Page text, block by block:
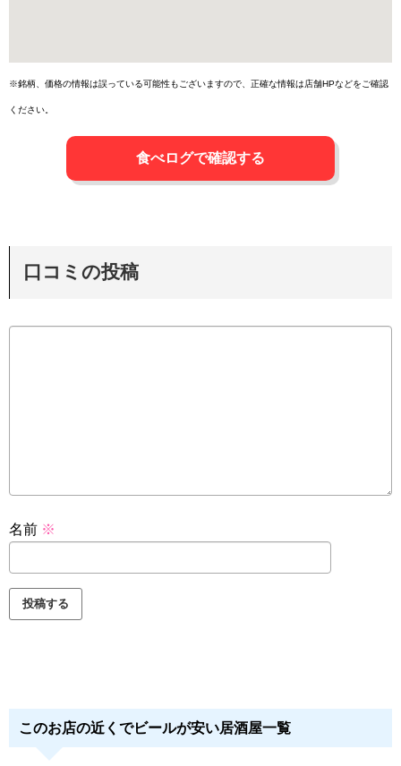
※銘柄、価格の情報は誤っている可能性もございますので、正確な情報は店舗HPなどをご確認
ください。
食べログで確認する
口コミの投稿
名前 ※
このお店の近くでビールが安い居酒屋一覧